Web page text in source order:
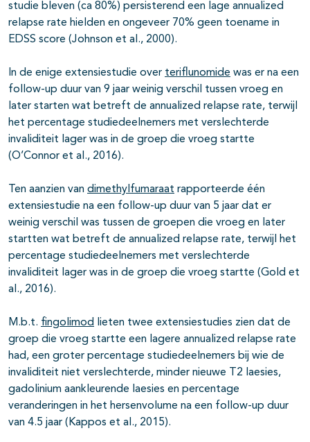
studie bleven (ca 80%) persisterend een lage annualized
relapse rate hielden en ongeveer 70% geen toename in
EDSS score (Johnson et al., 2000).
In de enige extensiestudie over teriflunomide was er na een
follow-up duur van 9 jaar weinig verschil tussen vroeg en
later starten wat betreft de annualized relapse rate, terwijl
het percentage studiedeelnemers met verslechterde
invaliditeit lager was in de groep die vroeg startte
(O’Connor et al., 2016).
Ten aanzien van dimethylfumaraat rapporteerde één
extensiestudie na een follow-up duur van 5 jaar dat er
weinig verschil was tussen de groepen die vroeg en later
startten wat betreft de annualized relapse rate, terwijl het
percentage studiedeelnemers met verslechterde
invaliditeit lager was in de groep die vroeg startte (Gold et
al., 2016).
M.b.t. fingolimod
lieten twee extensiestudies zien dat de
groep die vroeg startte een lagere annualized relapse rate
had, een groter percentage studiedeelnemers bij wie de
invaliditeit niet verslechterde, minder nieuwe T2 laesies,
gadolinium aankleurende laesies en percentage
veranderingen in het hersenvolume na een follow-up duur
van 4.5 jaar (Kappos et al., 2015).